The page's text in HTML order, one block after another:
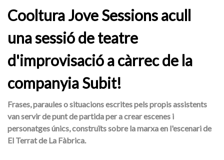
Cooltura Jove Sessions acull
una sessió de teatre
d'improvisació a càrrec de la
companyia Subit!
Frases, paraules o situacions escrites pels propis assistents
van servir de punt de partida per a crear escenes i
personatges únics, construïts sobre la marxa en l'escenari de
El Terrat de La Fàbrica.